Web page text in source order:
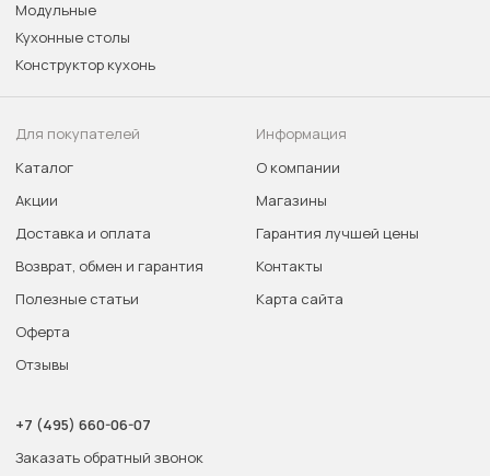
Модульные
Кухонные столы
Конструктор кухонь
Для покупателей
Каталог
Акции
Доставка и оплата
Возврат, обмен и гарантия
Полезные статьи
Оферта
Отзывы
Информация
О компании
Магазины
Гарантия лучшей цены
Контакты
Карта сайта
+7 (495) 660-06-07
Заказать обратный звонок